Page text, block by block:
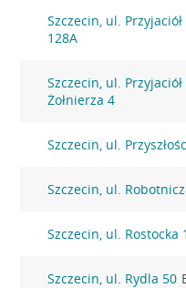
Szczecin, ul. Przyjaciół
128A
Szczecin, ul. Przyjaciół
Żołnierza 4
Szczecin, ul.
Szczecin, ul.
Szczecin, ul. Rostocka
Szczecin, ul. Rydla 50